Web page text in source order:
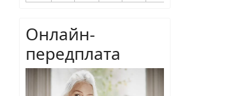
Онлайн-
передплата